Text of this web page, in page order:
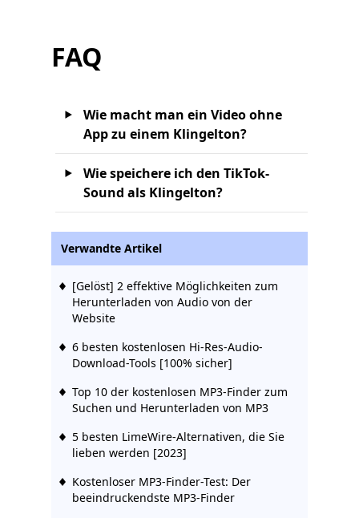
FAQ
Wie macht man ein Video ohne
App zu einem Klingelton?
Wie speichere ich den TikTok-
Sound als Klingelton?
Verwandte Artikel
[Gelöst] 2 effektive Möglichkeiten zum
Herunterladen von Audio von der
Website
6 besten kostenlosen Hi-Res-Audio-
Download-Tools [100% sicher]
Top 10 der kostenlosen MP3-Finder zum
Suchen und Herunterladen von MP3
5 besten LimeWire-Alternativen, die Sie
lieben werden [2023]
Kostenloser MP3-Finder-Test: Der
beeindruckendste MP3-Finder